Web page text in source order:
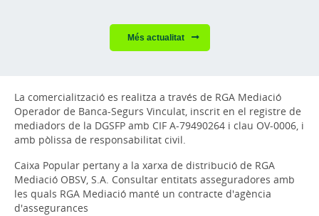
Més actualitat
La comercialització es realitza a través de RGA Mediació
Operador de Banca-Segurs Vinculat, inscrit en el registre de
mediadors de la DGSFP amb CIF A-79490264 i clau OV-0006, i
amb pòlissa de responsabilitat civil.
Caixa Popular pertany a la xarxa de distribució de RGA
Mediació OBSV, S.A. Consultar entitats asseguradores amb
les quals RGA Mediació manté un contracte d'agència
d'assegurances